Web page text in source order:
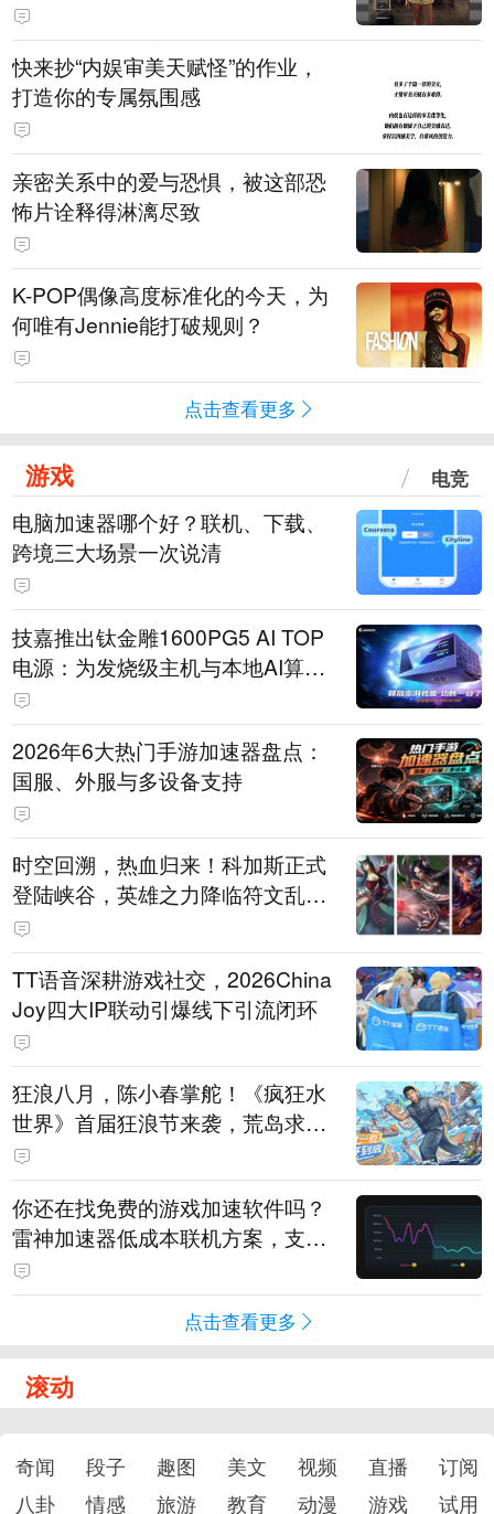
快来抄“内娱审美天赋怪”的作业，
打造你的专属氛围感
亲密关系中的爱与恐惧，被这部恐
怖片诠释得淋漓尽致
K-POP偶像高度标准化的今天，为
何唯有Jennie能打破规则？
点击查看更多
游戏 电竞
电脑加速器哪个好？联机、下载、
跨境三大场景一次说清
技嘉推出钛金雕1600PG5 AI TOP
电源：为发烧级主机与本地AI算力
打造旗舰供电方案
2026年6大热门手游加速器盘点：
国服、外服与多设备支持
时空回溯，热血归来！科加斯正式
登陆峡谷，英雄之力降临符文乱
斗！
TT语音深耕游戏社交，2026China
Joy四大IP联动引爆线下引流闭环
狂浪八月，陈小春掌舵！《疯狂水
世界》首届狂浪节来袭，荒岛求生
直播即将开启
你还在找免费的游戏加速软件吗？
雷神加速器低成本联机方案，支持
免费试用
点击查看更多
滚动
奇闻 段子 趣图 美文 视频 直播
订阅
八卦
情感 旅游 教育 动漫 游戏 试用